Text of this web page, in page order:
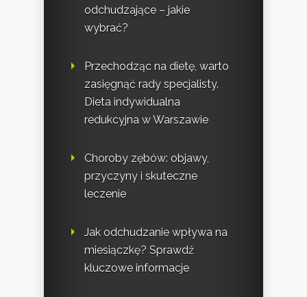
odchudzające – jakie
wybrać?
Przechodząc na dietę, warto
zasięgnąć rady specjalisty.
Dieta indywidualna
redukcyjna w Warszawie
Choroby zębów: objawy,
przyczyny i skuteczne
leczenie
Jak odchudzanie wpływa na
miesiączkę? Sprawdź
kluczowe informacje